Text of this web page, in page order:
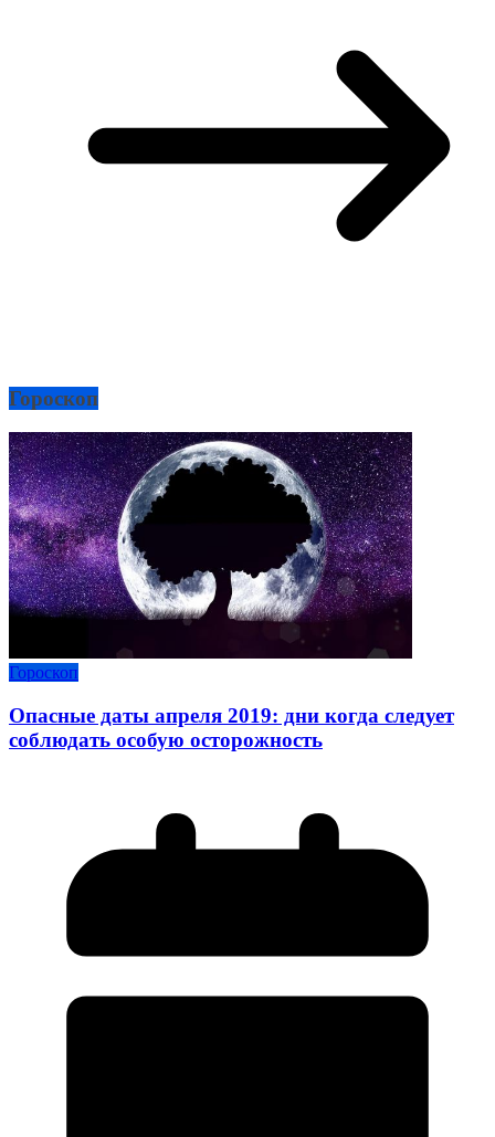
Гороскоп
Гороскоп
Опасные даты апреля 2019: дни когда следует
соблюдать особую осторожность